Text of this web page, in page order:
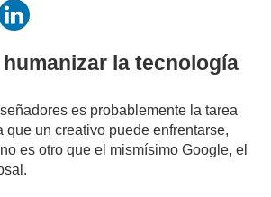
humanizar la tecnología
es probablemente la tarea
que un creativo puede enfrentarse,
es otro que el mismísimo Google, el